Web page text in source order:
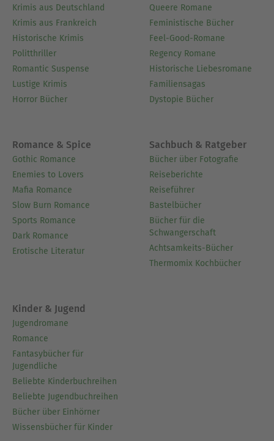
Krimis aus Deutschland
Krimis aus Frankreich
Historische Krimis
Politthriller
Romantic Suspense
Lustige Krimis
Horror Bücher
Queere Romane
Feministische Bücher
Feel-Good-Romane
Regency Romane
Historische Liebesromane
Familiensagas
Dystopie Bücher
Romance & Spice
Gothic Romance
Enemies to Lovers
Mafia Romance
Slow Burn Romance
Sports Romance
Dark Romance
Erotische Literatur
Sachbuch & Ratgeber
Bücher über Fotografie
Reiseberichte
Reiseführer
Bastelbücher
Bücher für die
Schwangerschaft
Achtsamkeits-Bücher
Thermomix Kochbücher
Kinder & Jugend
Jugendromane
Romance
Fantasybücher für
Jugendliche
Beliebte Kinderbuchreihen
Beliebte Jugendbuchreihen
Bücher über Einhörner
Wissensbücher für Kinder